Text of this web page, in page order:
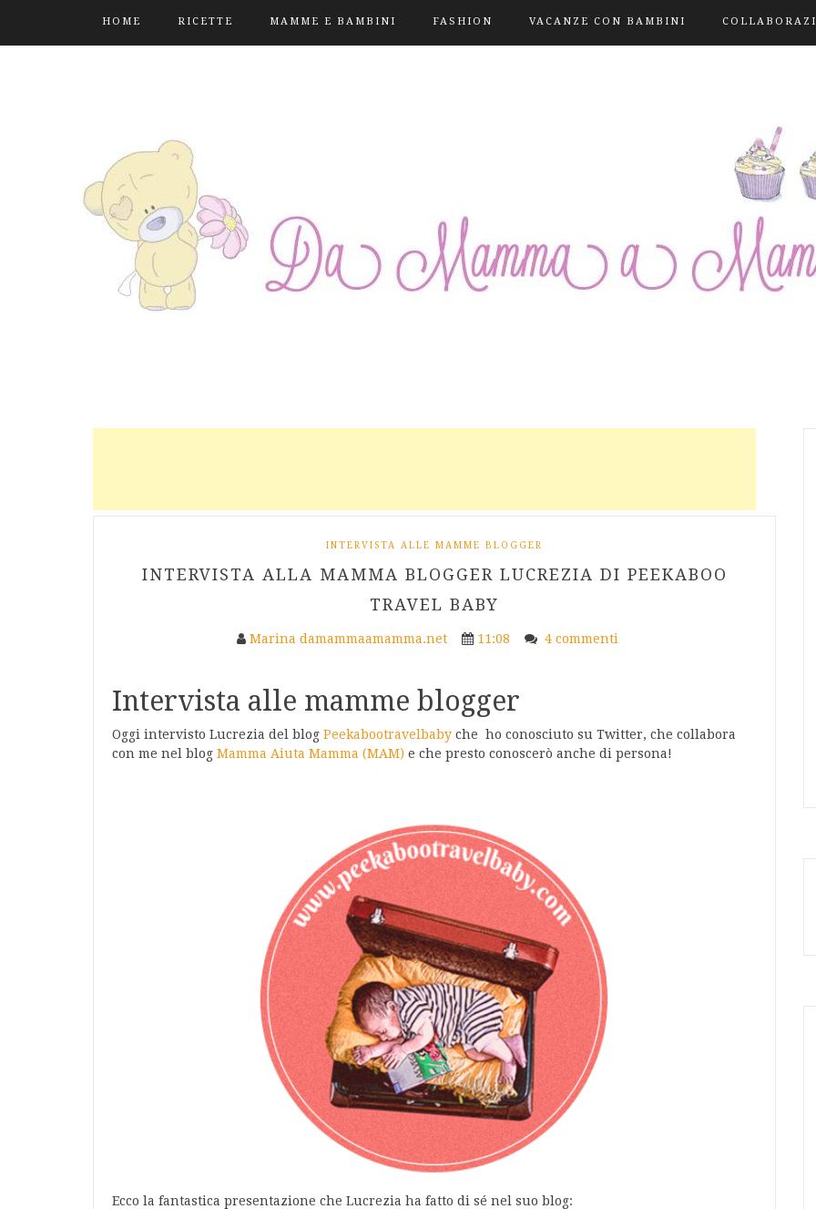
HOME RICETTE MAMME E BAMBINI FASHION VACANZE CON BAMBINI
INTERVISTA ALLE MAMME BLOGGER
INTERVISTA ALLA MAMMA BLOGGER LUCREZIA DI PEEKABOO
TRAVEL BABY
Marina damammaamamma.net 11:08 4 commenti
Intervista alle mamme blogger
Oggi intervisto Lucrezia del blog Peekabootravelbaby che ho conosciuto su Twitter, che collabora
con me nel blog Mamma Aiuta Mamma (MAM) e che presto conoscerò anche di persona!
Ecco la fantastica presentazione che Lucrezia ha fatto di sé nel suo blog: